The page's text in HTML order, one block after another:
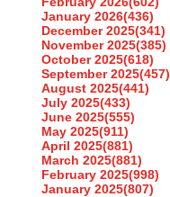
January 2026(436)
December 2025(341)
November 2025(385)
October 2025(618)
September 2025(457)
August 2025(441)
July 2025(433)
June 2025(555)
May 2025(911)
April 2025(881)
March 2025(881)
February 2025(998)
January 2025(807)